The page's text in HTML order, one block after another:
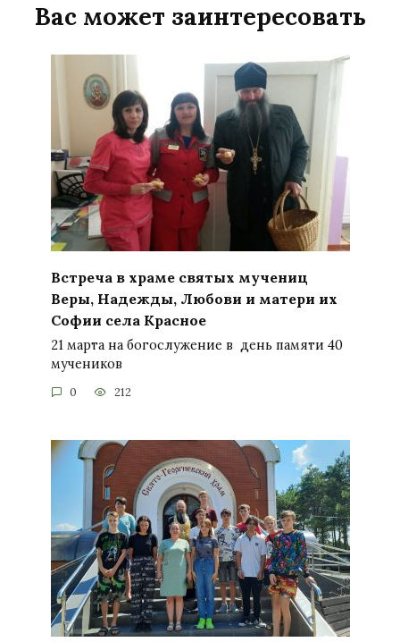
Вас может заинтересовать
Встреча в храме святых мучениц
Веры, Надежды, Любови и матери их
Софии села Красное
21 марта на богослужение в день памяти 40
мучеников
0 212